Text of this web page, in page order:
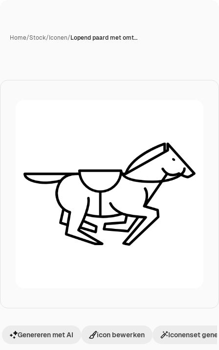
Home/Stock/Iconen/Lopend paard met omt…
Genereren met AI icon bewerken Iconenset